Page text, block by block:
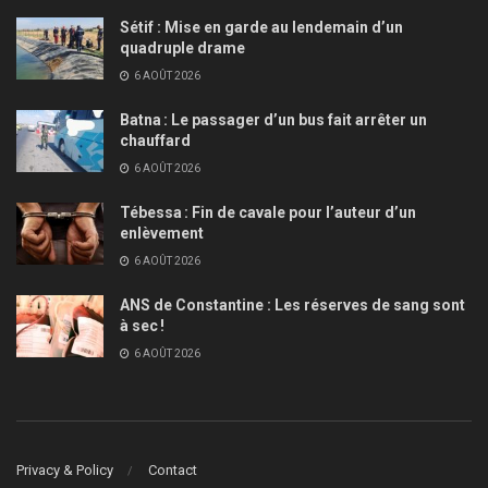
Sétif : Mise en garde au lendemain d’un
quadruple drame
6 AOÛT 2026
Batna : Le passager d’un bus fait arrêter un
chauffard
6 AOÛT 2026
Tébessa : Fin de cavale pour l’auteur d’un
enlèvement
6 AOÛT 2026
ANS de Constantine : Les réserves de sang sont
à sec !
6 AOÛT 2026
Privacy & Policy Contact